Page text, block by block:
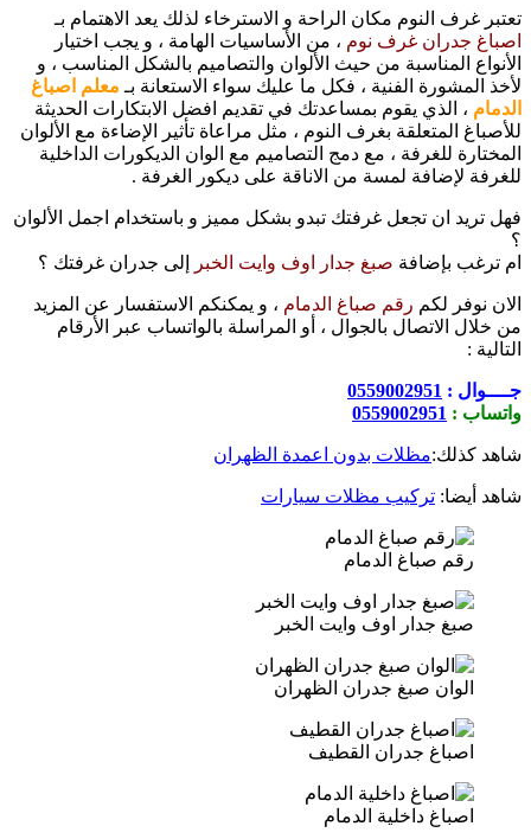
تعتبر غرف النوم مكان الراحة و الاسترخاء لذلك يعد الاهتمام بـ
اصباغ جدران غرف نوم ، من الأساسيات الهامة ، و يجب اختيار
الأنواع المناسبة من حيث الألوان والتصاميم بالشكل المناسب ، و
لأخذ المشورة الفنية ، فكل ما عليك سواء الاستعانة بـ معلم اصباغ
الدمام ، الذي يقوم بمساعدتك في تقديم افضل الابتكارات الحديثة
للأصباغ المتعلقة بغرف النوم ، مثل مراعاة تأثير الإضاءة مع الألوان
المختارة للغرفة ، مع دمج التصاميم مع الوان الديكورات الداخلية
للغرفة لإضافة لمسة من الاناقة على ديكور الغرفة .
فهل تريد ان تجعل غرفتك تبدو بشكل مميز و باستخدام اجمل الألوان
؟
ام ترغب بإضافة صبغ جدار اوف وايت الخبر إلى جدران غرفتك ؟
الان نوفر لكم رقم صباغ الدمام ، و يمكنكم الاستفسار عن المزيد
من خلال الاتصال بالجوال ، أو المراسلة بالواتساب عبر الأرقام
التالية :
جــــوال : 0559002951
واتساب : 0559002951
شاهد كذلك:مظلات بدون اعمدة الظهران
شاهد أيضا: تركيب مظلات سيارات
رقم صباغ الدمام
صبغ جدار اوف وايت الخبر
الوان صبغ جدران الظهران
اصباغ جدران القطيف
اصباغ داخلية الدمام